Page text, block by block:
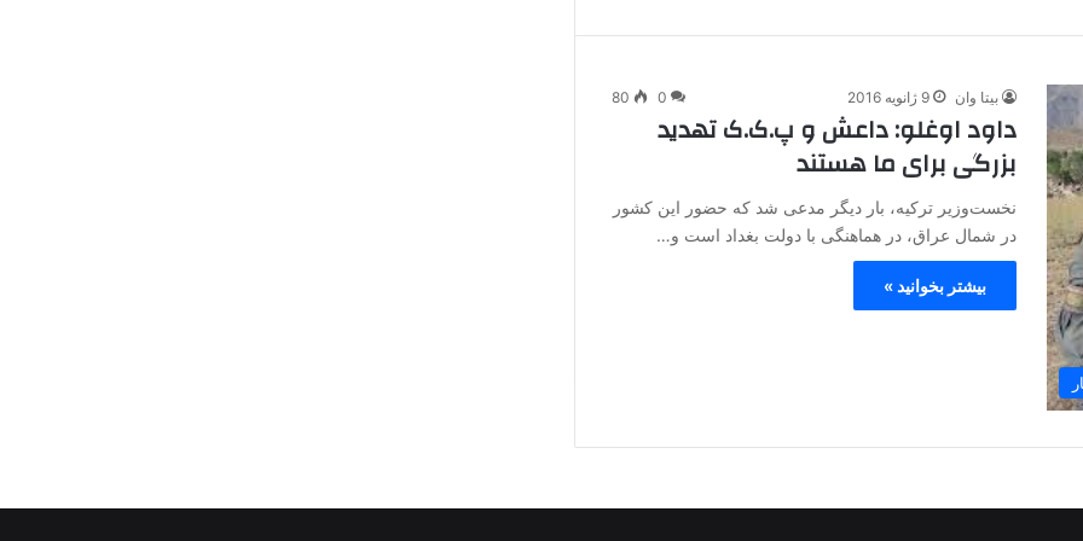
بیتا وان 9 ژانویه 2016 0
80
داود اوغلو: داعش و پ.ک.ک تهدید
بزرگی برای ما هستند
نخست‌وزیر ترکیه، بار دیگر مدعی شد که حضور این کشور
در شمال عراق، در هماهنگی با دولت بغداد است و…
بیشتر بخوانید »